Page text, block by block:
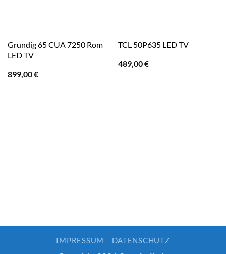
Grundig 65 CUA 7250 Rom
LED TV
899,00€
TCL 50P635 LED TV
489,00€
IMPRESSUM DATENSCHUTZ